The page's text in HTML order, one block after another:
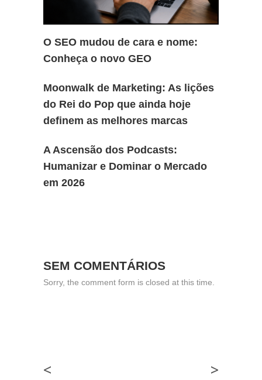
O SEO mudou de cara e nome:
Conheça o novo GEO
Moonwalk de Marketing: As lições
do Rei do Pop que ainda hoje
definem as melhores marcas
A Ascensão dos Podcasts:
Humanizar e Dominar o Mercado
em 2026
SEM COMENTÁRIOS
Sorry, the comment form is closed at this time.
< >